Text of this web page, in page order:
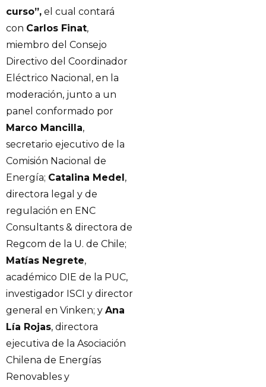
curso”, el cual contará
con Carlos Finat,
miembro del Consejo
Directivo del Coordinador
Eléctrico Nacional, en la
moderación, junto a un
panel conformado por
Marco Mancilla,
secretario ejecutivo de la
Comisión Nacional de
Energía; Catalina Medel ,
directora legal y de
regulación en ENC
Consultants & directora de
Regcom de la U. de Chile;
Matías Negrete,
académico DIE de la PUC,
investigador ISCI y director
general en Vinken; y Ana
Lía Rojas, directora
ejecutiva de la Asociación
Chilena de Energías
Renovables y